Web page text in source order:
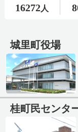
城里町役場
桂町民センタ